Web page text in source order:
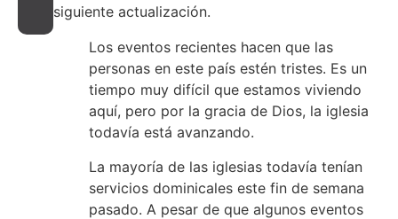
siguiente actualización.
Los eventos recientes hacen que las
personas en este país estén tristes. Es un
tiempo muy difícil que estamos viviendo
aquí, pero por la gracia de Dios, la iglesia
todavía está avanzando.
La mayoría de las iglesias todavía tenían
servicios dominicales este fin de semana
pasado. A pesar de que algunos eventos